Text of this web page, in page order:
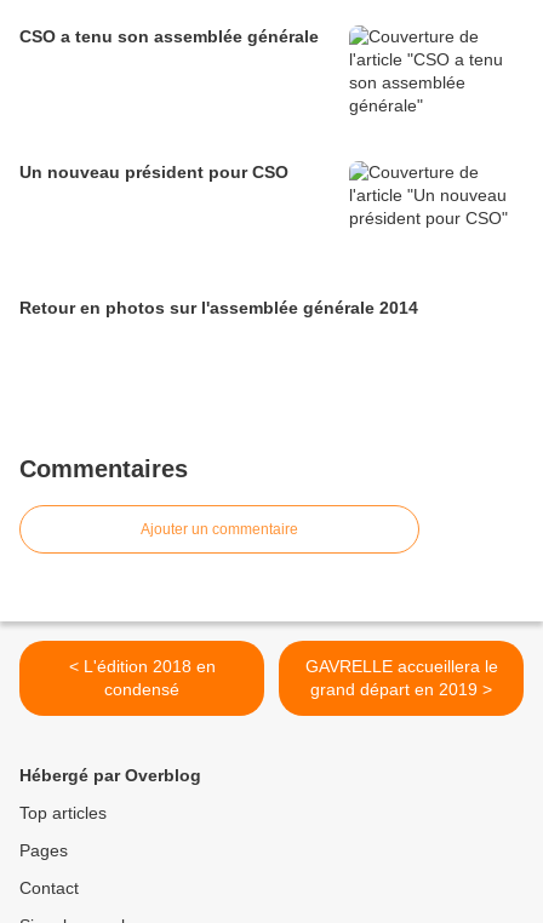
CSO a tenu son assemblée générale
Un nouveau président pour CSO
Retour en photos sur l'assemblée générale 2014
Commentaires
Ajouter un commentaire
< L'édition 2018 en
condensé
GAVRELLE accueillera le
grand départ en 2019 >
Hébergé par Overblog
Top articles
Pages
Contact